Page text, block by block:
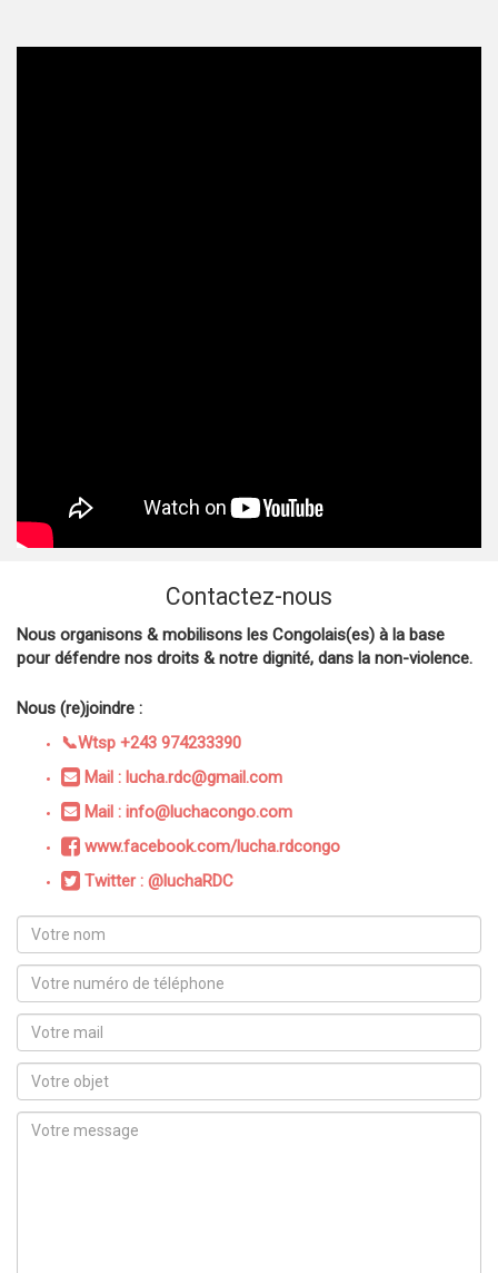
Contactez-nous
Nous organisons & mobilisons les Congolais(es) à la base
pour défendre nos droits & notre dignité, dans la non-violence.
Nous (re)joindre :
📞Wtsp +243 974233390
Mail : lucha.rdc@gmail.com
Mail : info@luchacongo.com
www.facebook.com/lucha.rdcongo
Twitter : @luchaRDC